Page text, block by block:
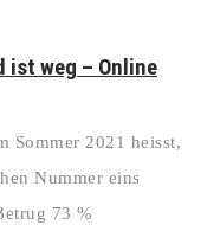
ist weg – Online
Sommer 2021 heisst,
Nummer eins
73 %